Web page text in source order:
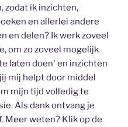
zodat ik inzichten,
en allerlei andere
en delen? Ik werk zoveel
om zo zoveel mogelijk
laten doen' en inzichten
mij helpt door middel
mijn tijd volledig te
Als dank ontvang je
Meer weten? Klik op de